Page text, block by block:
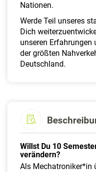
Nationen.
Werde Teil unseres
Dich
unseren Erfahrungen
der größten
Deutschland.
Willst Du 10
verändern?
Als Mechatroniker*in